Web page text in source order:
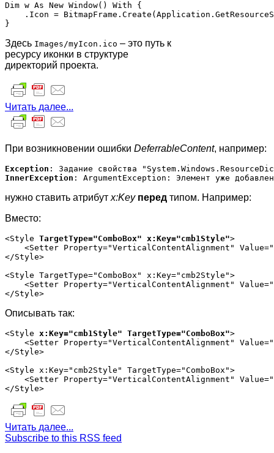
Dim w As New Window() With {
.Icon =
Здесь Images/myIcon.ico – это путь к
ресурсу иконки в структуре
директорий проекта.
Читать далее...
При возникновении ошибки DeferrableContent, например:
Exception
InnerException
нужно ставить атрибут x:Key перед типом. Например:
Вместо:
<Style TargetType="ComboBox" x:Key="cmb1Style">
<Setter Property="VerticalContentAlignment"
</Style>
<Style TargetType="ComboBox" x:Key="cmb2Style">
<Setter Property="VerticalContentAlignment"
Описывать так:
<Style x:Key="cmb1Style" TargetType="ComboBox">
<Setter Property="VerticalContentAlignment"
</Style>
<Style x:Key="cmb2Style" TargetType="ComboBox">
<Setter Property="VerticalContentAlignment"
Читать далее...
Subscribe to this RSS feed